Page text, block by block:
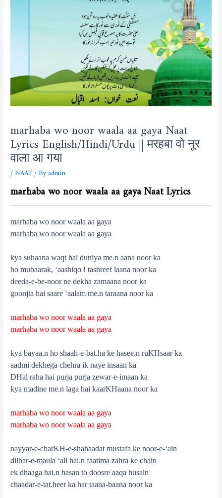
marhaba wo noor waala aa gaya Naat
Lyrics English/Hindi/Urdu || मरहबा वो नूर
वाला आ गया
/NAAT/ Byadmin
marhaba wo noor waala aa gaya Naat Lyrics
marhaba wo noor waala aa gaya
marhaba wo noor waala aa gaya
kya suhaana waqt hai duniya me.n aana noor ka
ho mubaarak, ‘aashiqo ! tashreef laana noor ka
deeda-e-be-noor ne dekha zamaana noor ka
goonjta hai saare ‘aalam me.n taraana noor ka
marhaba wo noor waala aa gaya
marhaba wo noor waala aa gaya
kya bayaa.n ho shaah-e-bat.ha ke hasee.n ruKHsaar ka
aadmi dekhega chehra ik naye insaan ka
DHal raha hai purja purja zewar-e-imaan ka
kya madine me.n laga hai kaarKHaana noor ka
marhaba wo noor waala aa gaya
marhaba wo noor waala aa gaya
nayyar-e-charKH-e-shahaadat mustafa ke noor-e-‘ain
dilbar-e-maula ‘ali hai.n faatima zahra ke chain
ek dhaaga hai.n hasan to doosre aaqa husain
chaadar-e-tat.heer ka har taana-baana noor ka